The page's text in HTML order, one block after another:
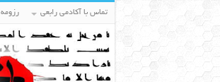
تماس با آکادمی رابعی رزومه